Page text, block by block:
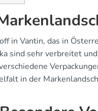
in Vantin, das in
sind sehr verbreitet
in der